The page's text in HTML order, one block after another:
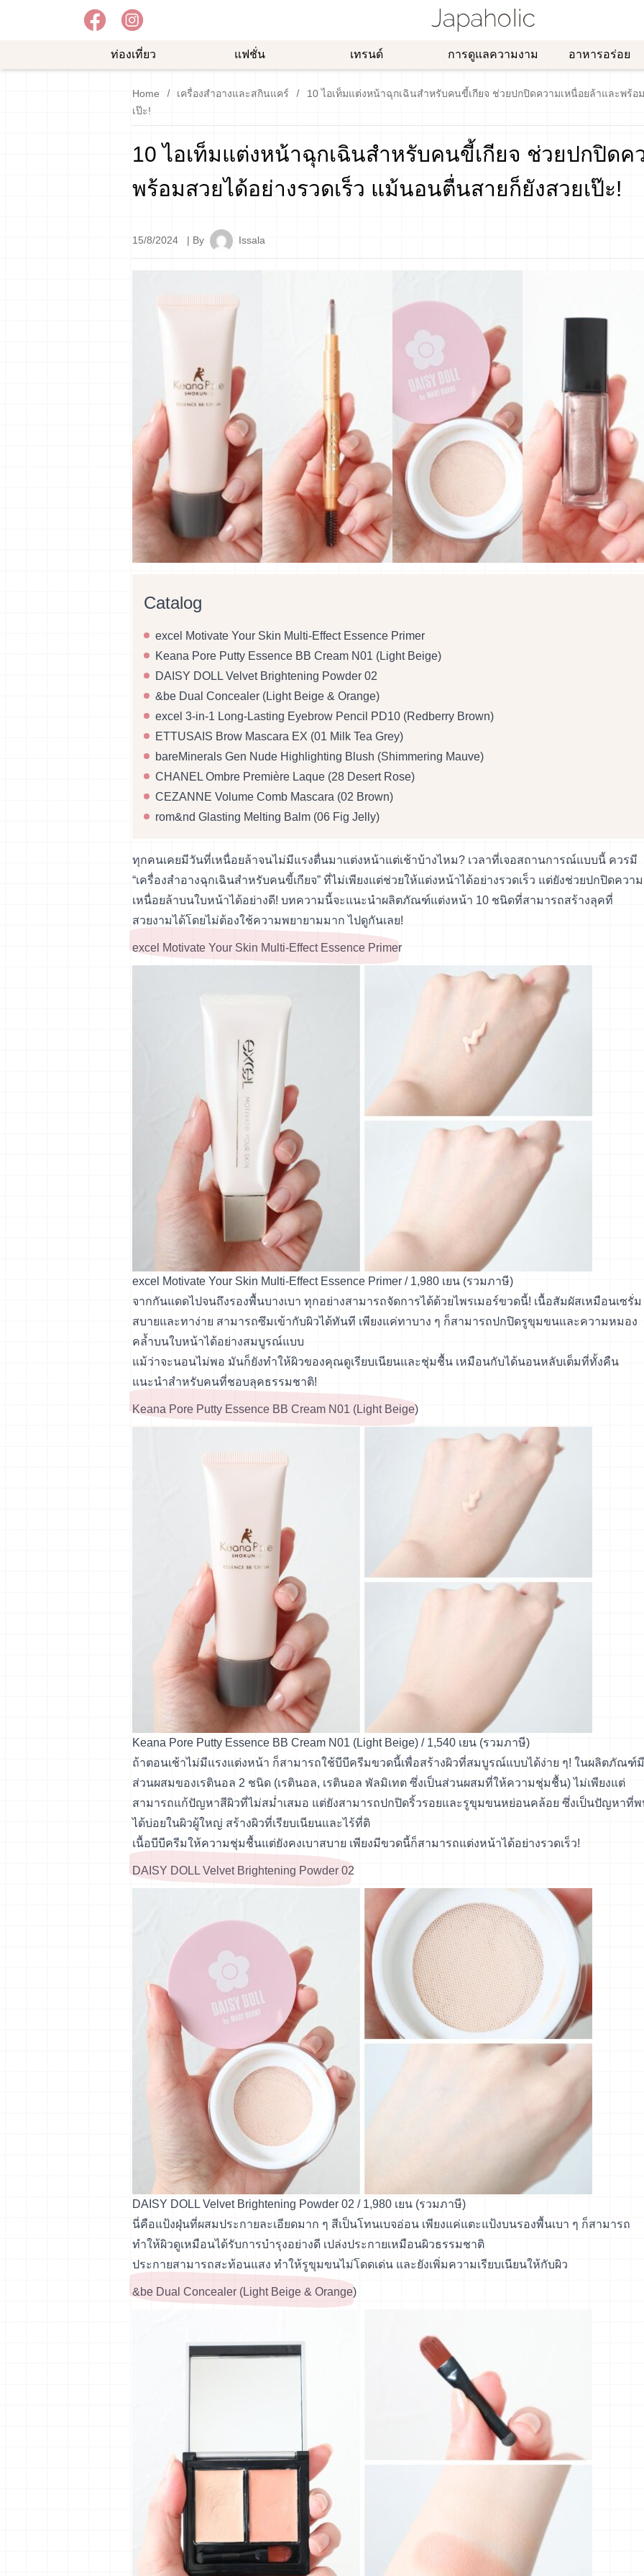
ท่องเที่ยว แฟชั่น เทรนด์ การดูแลความงาม อาหารอร่อย
บันเทิง
ปิ้ง
Home เครื่องสำอางและสกินแคร์
10 ไอเท็มแต่งหน้าฉุกเฉินสำหรับคนขี้เกียจ ช่วยปกปิดความเหนื่อยล้าและพร้อ
เป๊ะ!
10 ไอเท็มแต่งหน้าฉุกเฉินสำหรับคนขี้เกียจ ช่วยปกปิดค
พร้อมสวยได้อย่างรวดเร็ว แม้นอนตื่นสายก็ยังสวยเป๊ะ!
15/8/2024 | By Issala
Catalog
excel Motivate Your Skin Multi-Effect Essence Primer
Keana Pore Putty Essence BB Cream N01 (Light Beige)
DAISY DOLL Velvet Brightening Powder 02
&be Dual Concealer (Light Beige & Orange)
excel 3-in-1 Long-Lasting Eyebrow Pencil PD10 (Redberry Brown)
ETTUSAIS Brow Mascara EX (01 Milk Tea Grey)
bareMinerals Gen Nude Highlighting Blush (Shimmering Mauve)
CHANEL Ombre Première Laque (28 Desert Rose)
CEZANNE Volume Comb Mascara (02 Brown)
rom&nd Glasting Melting Balm (06 Fig Jelly)
ทุกคนเคยมีวันที่เหนื่อยล้าจนไม่มีแรงตื่นมาแต่งหน้าแต่เช้าบ้างไหม? เวลาที่เจอสถานการณ์แบบนี้ ควรมี
“เครื่องสำอางฉุกเฉินสำหรับคนขี้เกียจ” ที่ไม่เพียงแต่ช่วยให้แต่งหน้าได้อย่างรวดเร็ว แต่ยังช่วยปกปิดความ
เหนื่อยล้าบนใบหน้าได้อย่างดี! บทความนี้จะแนะนำผลิตภัณฑ์แต่งหน้า 10 ชนิดที่สามารถสร้างลุคที่
สวยงามได้โดยไม่ต้องใช้ความพยายามมาก ไปดูกันเลย!
excel Motivate Your Skin Multi-Effect Essence Primer
excel Motivate Your Skin Multi-Effect Essence Primer / 1,980 เยน (รวมภาษี)
จากกันแดดไปจนถึงรองพื้นบางเบา ทุกอย่างสามารถจัดการได้ด้วยไพรเมอร์ขวดนี้! เนื้อสัมผัสเหมือนเซรั่ม
สบายและทาง่าย สามารถซึมเข้ากับผิวได้ทันที เพียงแค่ทาบาง ๆ ก็สามารถปกปิดรูขุมขนและความหมอง
คล้ำบนใบหน้าได้อย่างสมบูรณ์แบบ
แม้ว่าจะนอนไม่พอ มันก็ยังทำให้ผิวของคุณดูเรียบเนียนและชุ่มชื้น เหมือนกับได้นอนหลับเต็มที่ทั้งคืน
แนะนำสำหรับคนที่ชอบลุคธรรมชาติ!
Keana Pore Putty Essence BB Cream N01 (Light Beige)
Keana Pore Putty Essence BB Cream N01 (Light Beige) / 1,540 เยน (รวมภาษี)
ถ้าตอนเช้าไม่มีแรงแต่งหน้า ก็สามารถใช้บีบีครีมขวดนี้เพื่อสร้างผิวที่สมบูรณ์แบบได้ง่าย ๆ! ในผลิตภัณฑ์มี
ส่วนผสมของเรตินอล 2 ชนิด (เรตินอล, เรตินอล พัลมิเทต ซึ่งเป็นส่วนผสมที่ให้ความชุ่มชื้น) ไม่เพียงแต่
สามารถแก้ปัญหาสีผิวที่ไม่สม่ำเสมอ แต่ยังสามารถปกปิดริ้วรอยและรูขุมขนหย่อนคล้อย ซึ่งเป็นปัญหาที่พ
ได้บ่อยในผิวผู้ใหญ่ สร้างผิวที่เรียบเนียนและไร้ที่ติ
เนื้อบีบีครีมให้ความชุ่มชื้นแต่ยังคงเบาสบาย เพียงมีขวดนี้ก็สามารถแต่งหน้าได้อย่างรวดเร็ว!
DAISY DOLL Velvet Brightening Powder 02
DAISY DOLL Velvet Brightening Powder 02 / 1,980 เยน (รวมภาษี)
นี่คือแป้งฝุ่นที่ผสมประกายละเอียดมาก ๆ สีเป็นโทนเบจอ่อน เพียงแค่แตะแป้งบนรองพื้นเบา ๆ ก็สามารถ
ทำให้ผิวดูเหมือนได้รับการบำรุงอย่างดี เปล่งประกายเหมือนผิวธรรมชาติ
ประกายสามารถสะท้อนแสง ทำให้รูขุมขนไม่โดดเด่น และยังเพิ่มความเรียบเนียนให้กับผิว
&be Dual Concealer (Light Beige & Orange)